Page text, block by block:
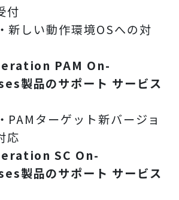
付
・新しい動作環境OSへの対
PAM On-
製品のサポート サービス
・PAMターゲット新バージョ
応
SC On-
製品のサポート サービス